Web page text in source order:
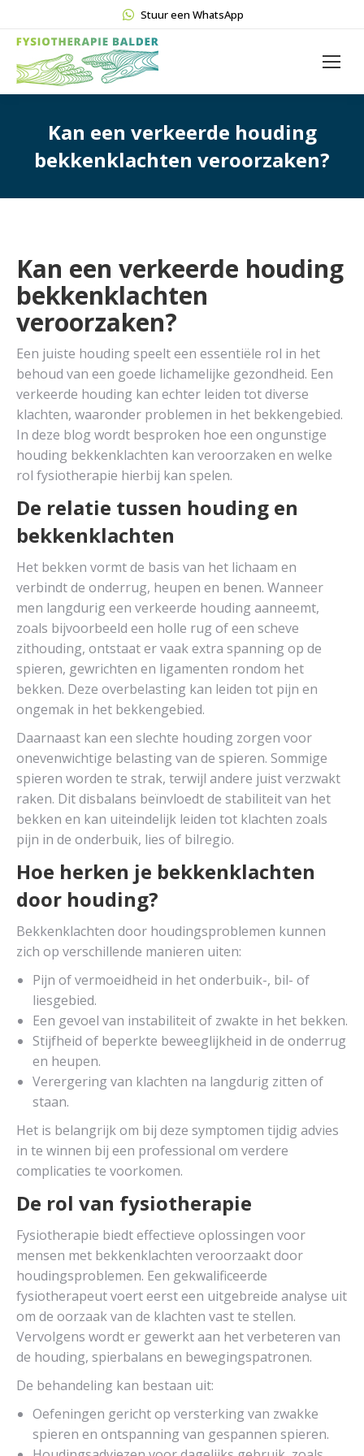
Stuur een WhatsApp
Kan een verkeerde houding
bekkenklachten veroorzaken?
Kan een verkeerde houding
bekkenklachten
veroorzaken?
Een juiste houding speelt een essentiële rol in het
behoud van een goede lichamelijke gezondheid. Een
verkeerde houding kan echter leiden tot diverse
klachten, waaronder problemen in het bekkengebied.
In deze blog wordt besproken hoe een ongunstige
houding bekkenklachten kan veroorzaken en welke
rol fysiotherapie hierbij kan spelen.
De relatie tussen houding en
bekkenklachten
Het bekken vormt de basis van het lichaam en
verbindt de onderrug, heupen en benen. Wanneer
men langdurig een verkeerde houding aanneemt,
zoals bijvoorbeeld een holle rug of een scheve
zithouding, ontstaat er vaak extra spanning op de
spieren, gewrichten en ligamenten rondom het
bekken. Deze overbelasting kan leiden tot pijn en
ongemak in het bekkengebied.
Daarnaast kan een slechte houding zorgen voor
onevenwichtige belasting van de spieren. Sommige
spieren worden te strak, terwijl andere juist verzwakt
raken. Dit disbalans beïnvloedt de stabiliteit van het
bekken en kan uiteindelijk leiden tot klachten zoals
pijn in de onderbuik, lies of bilregio.
Hoe herken je bekkenklachten
door houding?
Bekkenklachten door houdingsproblemen kunnen
zich op verschillende manieren uiten:
Pijn of vermoeidheid in het onderbuik-, bil- of
liesgebied.
Een gevoel van instabiliteit of zwakte in het bekken.
Stijfheid of beperkte beweeglijkheid in de onderrug
en heupen.
Verergering van klachten na langdurig zitten of
staan.
Het is belangrijk om bij deze symptomen tijdig advies
in te winnen bij een professional om verdere
complicaties te voorkomen.
De rol van fysiotherapie
Fysiotherapie biedt effectieve oplossingen voor
mensen met bekkenklachten veroorzaakt door
houdingsproblemen. Een gekwalificeerde
fysiotherapeut voert eerst een uitgebreide analyse uit
om de oorzaak van de klachten vast te stellen.
Vervolgens wordt er gewerkt aan het verbeteren van
de houding, spierbalans en bewegingspatronen.
De behandeling kan bestaan uit:
Oefeningen gericht op versterking van zwakke
spieren en ontspanning van gespannen spieren.